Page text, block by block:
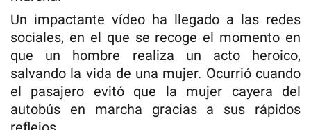
Un impactante vídeo ha llegado a las redes
sociales, en el que se recoge el momento en
que un hombre realiza un acto heroico,
salvando la vida de una mujer. Ocurrió cuando
el pasajero evitó que la mujer cayera del
autobús en marcha gracias a sus rápidos